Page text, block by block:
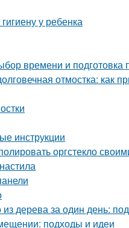
у ребенка
времени и подготовка
отмостка: как
инструкции
оргстекло
дерева за один день:
подходы и идеи